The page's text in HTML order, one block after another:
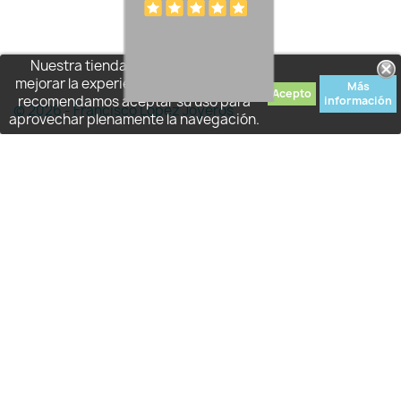
Nuestra tienda usa cookies para
mejorar la experiencia de usuario y le
recomendamos aceptar su uso para
aprovechar plenamente la navegación.
Acepto
Más
información
© 2026 - Francisco López Joyeros